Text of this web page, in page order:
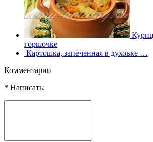
горшочке
Картошка, запеченная в духовке …
Комментарии
* Написать: